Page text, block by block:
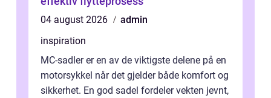
04 august 2026
admin
inspiration
MC-sadler er en av de viktigste delene på en
motorsykkel når det gjelder både komfort og
sikkerhet. En god sadel fordeler vekten jevnt,